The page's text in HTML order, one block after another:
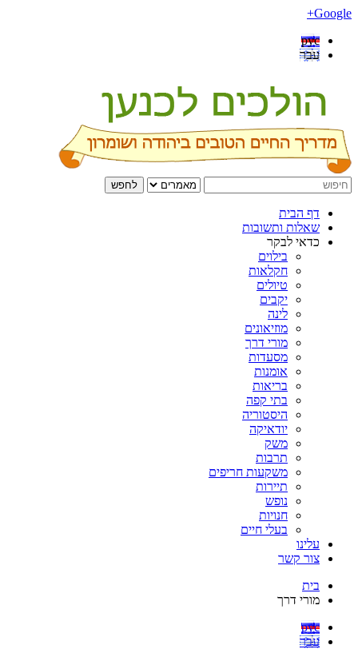
Google+
рус
עבר
לחפש
דף הבית
שאלות ותשובות
כדאי לבקר
בילוים
חקלאות
טיולים
יקבים
לינה
מוזיאונים
מורי דרך
מסעדות
אומנות
בריאות
בתי קפה
היסטוריה
יודאיקה
משק
תרבות
משקעות חריפים
תיירות
נופש
חנויות
בעלי חיים
עלינו
צור קשר
בית
מורי דרך
рус
עבר